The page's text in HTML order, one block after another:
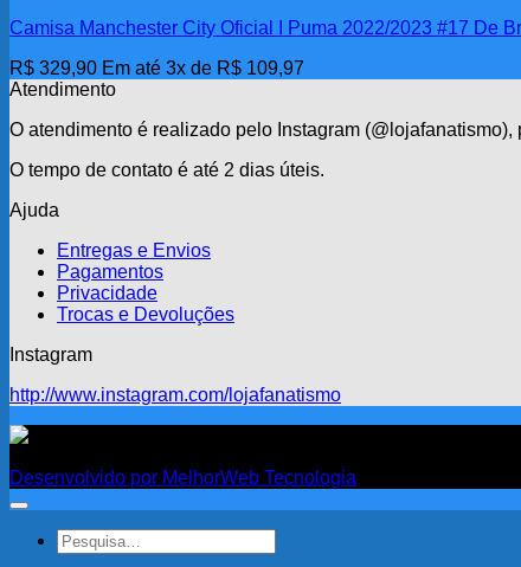
Camisa Manchester City Oficial I Puma 2022/2023 #17 De
R$ 329,90 Em até 3x de R$ 109,97
Atendimento
O atendimento é realizado pelo Instagram
O tempo de contato é até 2 dias úteis.
Ajuda
Entregas e Envios
Pagamentos
Privacidade
Trocas e Devoluções
Instagram
http://www.instagram.com/lojafanatismo
Desenvolvido por MelhorWeb Tecnologia
Pesquisar
por: